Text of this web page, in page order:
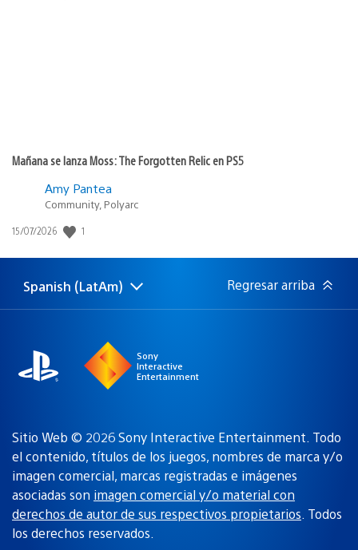
Mañana se lanza Moss: The Forgotten Relic en PS5
Amy Pantea
Community, Polyarc
Fecha
publicación:
15/07/2026 1
Elige
una
Región
actual:
Spanish (LatAm) Regresar arriba
Sony
Interactive
Entertainment
Sitio Web © 2026 Sony Interactive Entertainment. Todo
el contenido, títulos de los juegos, nombres de marca y/o
imagen comercial, marcas registradas e imágenes
asociadas son imagen comercial y/o material con
derechos de autor de sus respectivos propietarios. Todos
los derechos reservados.